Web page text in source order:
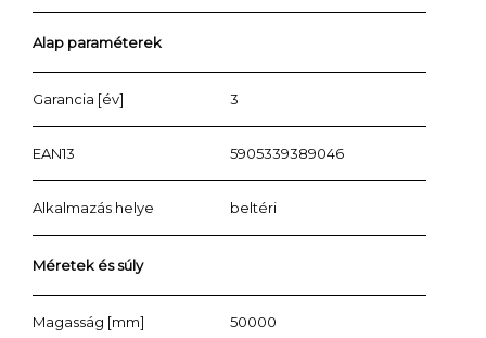
Alap paraméterek
Garancia [év] 3
EAN13 5905339389046
Alkalmazás helye beltéri
Méretek és súly
Magasság [mm] 50000